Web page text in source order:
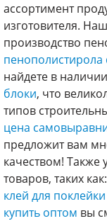
ассортимент
изготовителя.
производство
пенополистирола
найдете в
блоки, что
типов
цена
предложит вам
качеством! Также
товаров, таких как:
клей для
купить оптом вы